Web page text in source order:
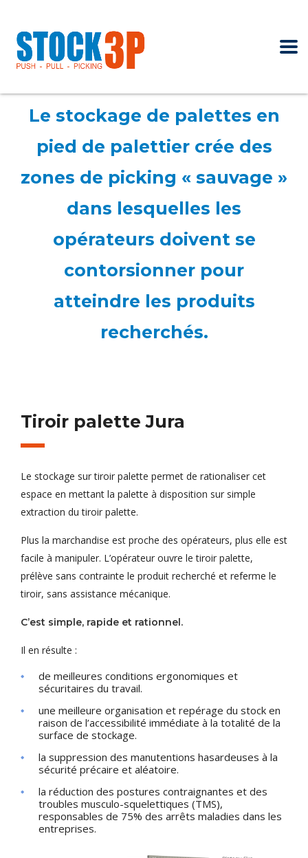
Le stockage de palettes en
pied de palettier crée des
zones de picking « sauvage »
dans lesquelles les
opérateurs doivent se
contorsionner pour
atteindre les produits
recherchés.
Tiroir palette Jura
Le stockage sur tiroir palette permet de rationaliser cet
espace en mettant la palette à disposition sur simple
extraction du tiroir palette.
Plus la marchandise est proche des opérateurs, plus elle est
facile à manipuler. L’opérateur ouvre le tiroir palette,
prélève sans contrainte le produit recherché et referme le
tiroir, sans assistance mécanique.
C’est simple, rapide et rationnel.
Il en résulte :
de meilleures conditions ergonomiques et
sécuritaires du travail.
une meilleure organisation et repérage du stock en
raison de l’accessibilité immédiate à la totalité de la
surface de stockage.
la suppression des manutentions hasardeuses à la
sécurité précaire et aléatoire.
la réduction des postures contraignantes et des
troubles musculo-squelettiques (TMS),
responsables de 75% des arrêts maladies dans les
entreprises.